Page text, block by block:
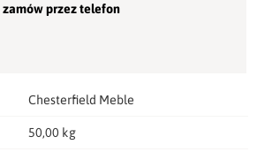
przez telefon
Chesterfield Meble
50,00 kg